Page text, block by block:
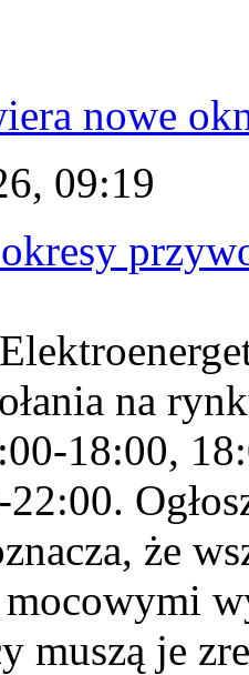
nowe
09:19
okresy
na
18:00,
że
muszą je